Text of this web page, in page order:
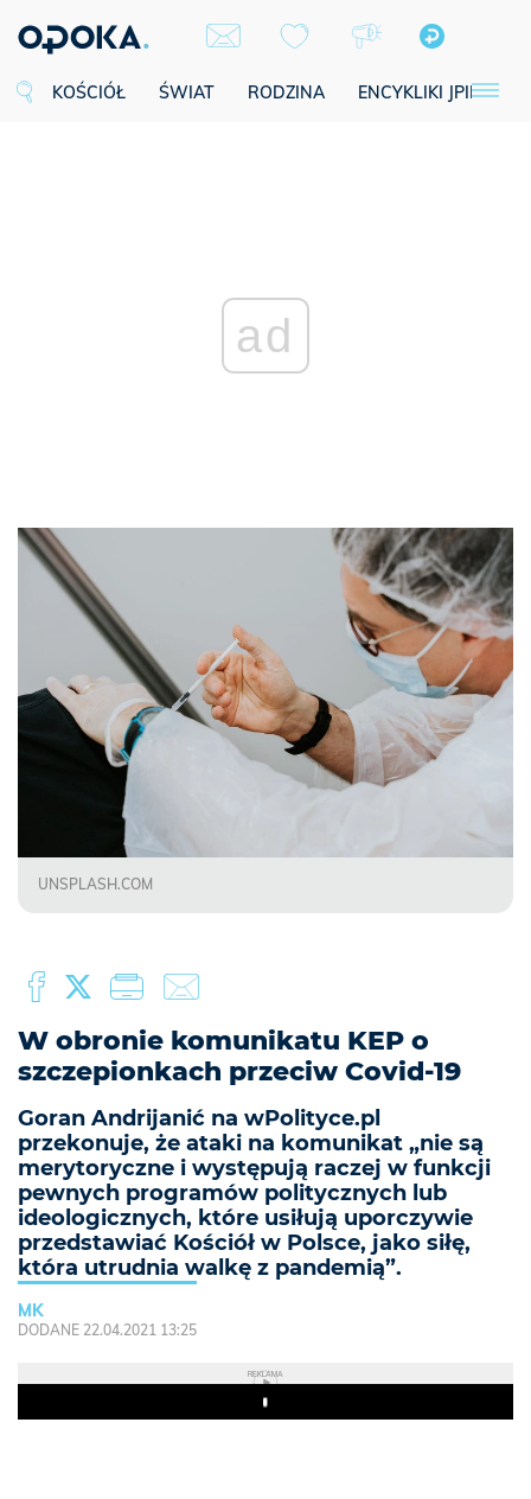
KOŚCIÓŁ ŚWIAT RODZINA ENCYKLIKI JPII
ad
UNSPLASH.COM
W obronie komunikatu KEP o
szczepionkach przeciw Covid-19
Goran Andrijanić na wPolityce.pl
przekonuje, że ataki na komunikat „nie są
merytoryczne i występują raczej w funkcji
pewnych programów politycznych lub
ideologicznych, które usiłują uporczywie
przedstawiać Kościół w Polsce, jako siłę,
która utrudnia walkę z pandemią”.
MK
DODANE 22.04.2021 13:25
REKLAMA
Play